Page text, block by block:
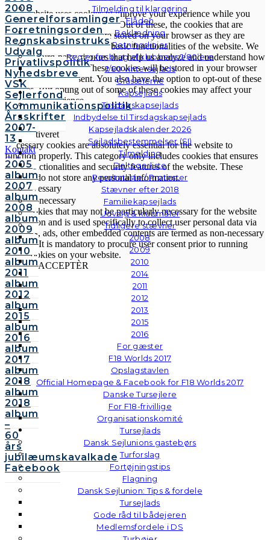
Tilmelding til klargøring
Flåden
Beklædning
Retningslinjer
Regler for brug af klubbens J/80’ere
J/80 vintersejlads
Gråsælerne
Kapsejlads
Tirsdagskapsejlads
Indbydelse til Tirsdagskapsejlads
Kapsejladskalender 2026
Sejladsbestemmelser (SI)
Tilmelding
Deltagerliste
Resultatliste / Protester
Stævner efter 2018
Familiekapsejlads
Udvalg & klubmåler
Tidligere stævner
2008
2009
2010
2014
2011
2012
2013
2015
2016
For gæster
F18 Worlds 2017
Opslagstavlen
Official Homepage & Facebook for F18 Worlds 2017
Danske Tursejlere
For F18-frivillige
Organisationskomité
Tursejlads
Dansk Sejlunions gastebørs
Turforslag
Fortøjningstips
Flagning
Dansk Sejlunion: Tips & fordele
Tursejlads
Gode råd til bådejeren
Medlemsfordele i DS
2008
Generelforsamlinger
Forretningsorden
Regnskabsinstruks
Udvalg
Privatlivspolitik
Nyhedsbreve
VSK
Sejlerfond
Kommunikationspolitik
Årsskrifter
2007-
13
Kontakt
Galleri
Andre
fotos
2005
album
2007
album
2008
album
2009
album
2010
album
2011
album
2012
album
2015
album
2016
album
2017
album
2018
album
2018
album
–
60
års
jubilæumskavalkade
Facebook
This website uses cookies to improve your experience while you
navigate through the website. Out of these, the cookies that are
categorized as necessary are stored on your browser as they are
essential for the working of basic functionalities of the website. We
also use third-party cookies that help us analyze and understand how
you use this website. These cookies will be stored in your browser
only with your consent. You also have the option to opt-out of these
cookies. But opting out of some of these cookies may affect your
browsing experience.
Necessary
Necessary
Altid aktiveret
Necessary cookies are absolutely essential for the website to
function properly. This category only includes cookies that ensures
basic functionalities and security features of the website. These
cookies do not store any personal information.
Non-necessary
Non-necessary
Any cookies that may not be particularly necessary for the website
to function and is used specifically to collect user personal data via
analytics, ads, other embedded contents are termed as non-necessary
cookies. It is mandatory to procure user consent prior to running
these cookies on your website.
GEM & ACCEPTÈR